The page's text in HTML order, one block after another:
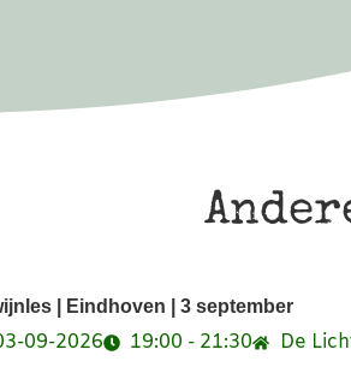
| Eindhoven | 3 september
09-2026 19:00 - 21:30 De